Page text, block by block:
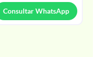
Consultar WhatsApp